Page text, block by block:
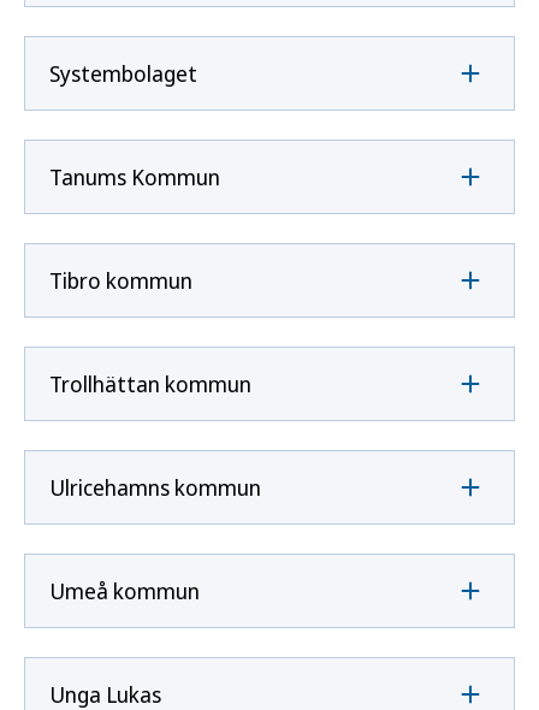
Systembolaget
Tanums Kommun
Tibro kommun
Trollhättan kommun
Ulricehamns kommun
Umeå kommun
Unga Lukas